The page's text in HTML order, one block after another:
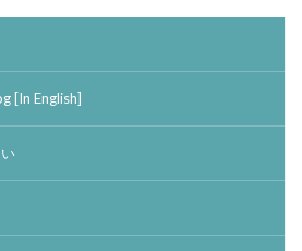
[In English]